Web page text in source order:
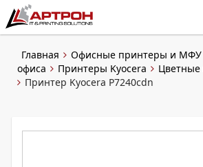
Главная Офисные принтеры и МФУ
офиса
Принтеры Kyocera
Цветные
Принтер Kyocera P7240cdn